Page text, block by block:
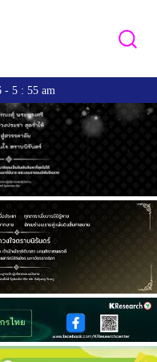
- 5 : 55 am